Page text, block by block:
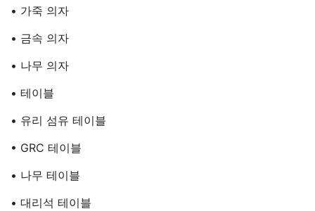
• 가죽 의자
• 금속 의자
• 나무 의자
• 테이블
• 유리 섬유 테이블
• GRC 테이블
• 나무 테이블
• 대리석 테이블